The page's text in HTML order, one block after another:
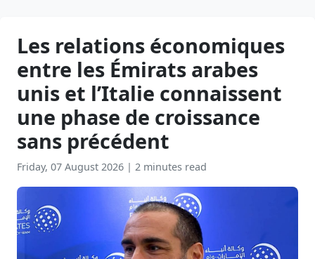
Les relations économiques
entre les Émirats arabes
unis et l’Italie connaissent
une phase de croissance
sans précédent
Friday, 07 August 2026 | 2 minutes read